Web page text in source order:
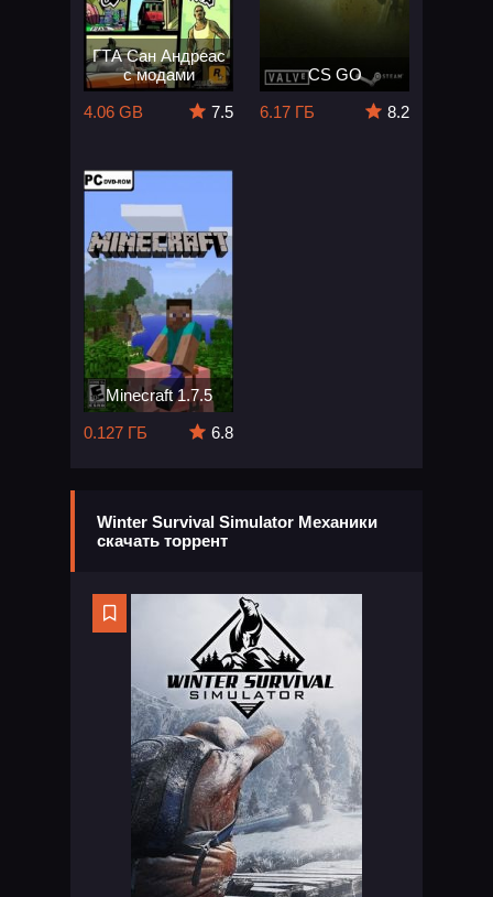
ГТА Сан Андреас
с модами
4.06 GB
7.5
CS GO
6.17 ГБ
8.2
Minecraft 1.7.5
0.127 ГБ
6.8
Winter Survival Simulator Механики
скачать торрент